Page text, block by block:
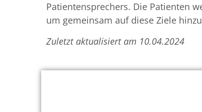
Patientensprechers. Die Patienten
um gemeinsam auf diese Ziele
Zuletzt aktualisiert am 10.04.2024